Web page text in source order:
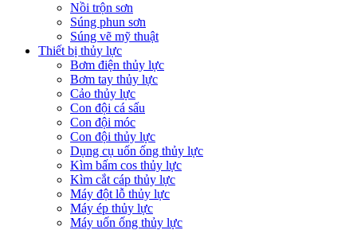
Nồi trộn sơn
Súng phun sơn
Súng vẽ mỹ thuật
Thiết bị thủy lực
Bơm điện thủy lực
Bơm tay thủy lực
Cảo thủy lực
Con đội cá sấu
Con đội móc
Con đội thủy lực
Dụng cụ uốn ống thủy lực
Kìm bấm cos thủy lực
Kìm cắt cáp thủy lực
Máy đột lỗ thủy lực
Máy ép thủy lực
Máy uốn ống thủy lực